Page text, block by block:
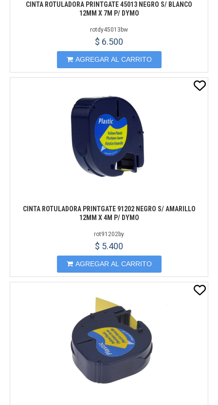
CINTA ROTULADORA PRINTGATE 45013 NEGRO S/ BLANCO
12MM X 7M P/ DYMO
rotdy45013bw
$ 6.500
AGREGAR AL CARRITO
CINTA ROTULADORA PRINTGATE 91202 NEGRO S/ AMARILLO
12MM X 4M P/ DYMO
rot91202by
$ 5.400
AGREGAR AL CARRITO